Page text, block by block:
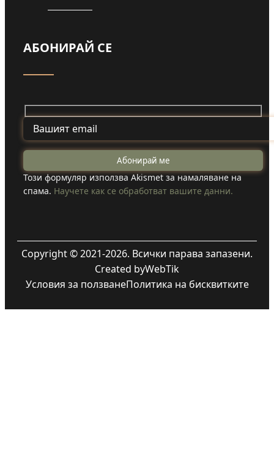
АБОНИРАЙ СЕ
Този формуляр използва Akismet за намаляване на
спама. Научете как се обработват вашите данни.
Copyright © 2021-2026. Всички парава запазени.
Created byWebTik
Условия за ползванеПолитика на бисквитките